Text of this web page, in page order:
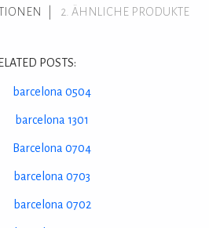
ÄHNLICHE PRODUKTE
POSTS:
barcelona 0504
barcelona 1301
Barcelona 0704
barcelona 0703
barcelona 0702